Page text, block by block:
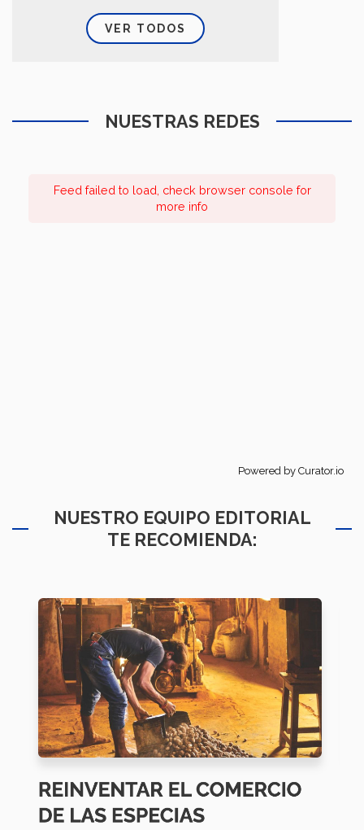
VER TODOS
NUESTRAS REDES
Feed failed to load, check browser console for
more info
Powered by Curator.io
NUESTRO EQUIPO EDITORIAL
TE RECOMIENDA: